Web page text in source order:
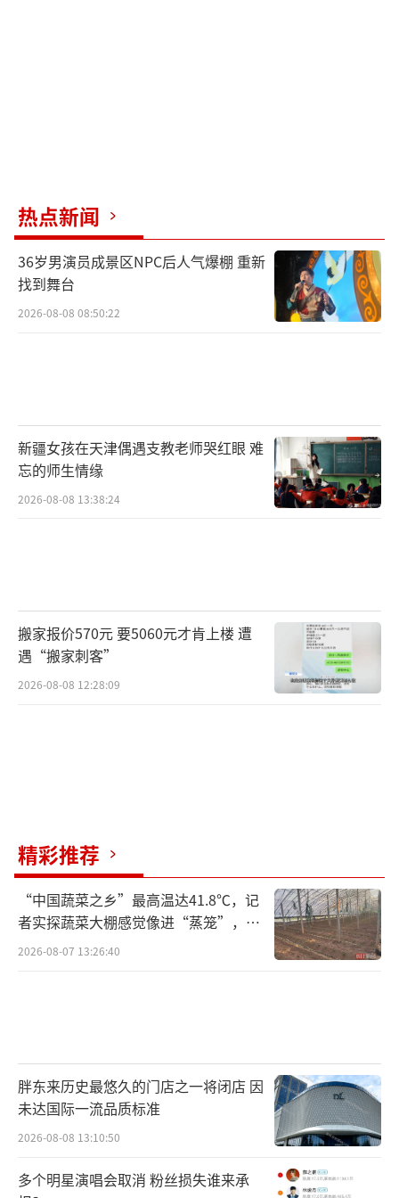
热点新闻
36岁男演员成景区NPC后人气爆棚 重新
找到舞台
2026-08-08 08:50:22
新疆女孩在天津偶遇支教老师哭红眼 难
忘的师生情缘
2026-08-08 13:38:24
搬家报价570元 要5060元才肯上楼 遭
遇“搬家刺客”
2026-08-08 12:28:09
精彩推荐
“中国蔬菜之乡”最高温达41.8℃，记
者实探蔬菜大棚感觉像进“蒸笼”，有
村民称只能凌晨两点起来干活
2026-08-07 13:26:40
胖东来历史最悠久的门店之一将闭店 因
未达国际一流品质标准
2026-08-08 13:10:50
多个明星演唱会取消 粉丝损失谁来承